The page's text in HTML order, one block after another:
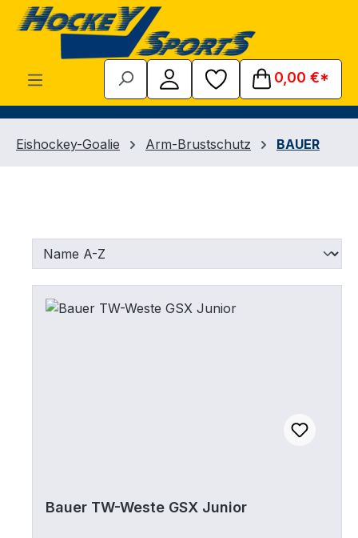
Zum Hauptinhalt springen
0,00 €*
Eishockey-Goalie Arm-Brustschutz BAUER
Bauer TW-Weste GSX Junior